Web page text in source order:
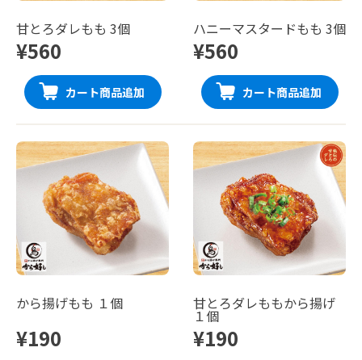
甘とろダレもも 3個
¥560
カート商品追加
ハニーマスタードもも 3個
¥560
カート商品追加
から揚げもも １個
¥190
甘とろダレももから揚げ
１個
¥190